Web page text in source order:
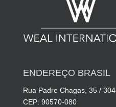
ENDEREÇO BRASIL
Rua Padre Chagas, 35 / 304
CEP: 90570-080